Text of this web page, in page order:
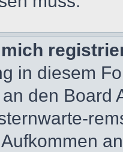
in diesem
den Board